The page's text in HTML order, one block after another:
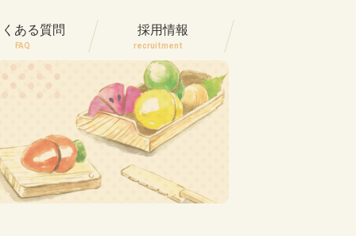
ある質問
FAQ
採用情報
recruitment